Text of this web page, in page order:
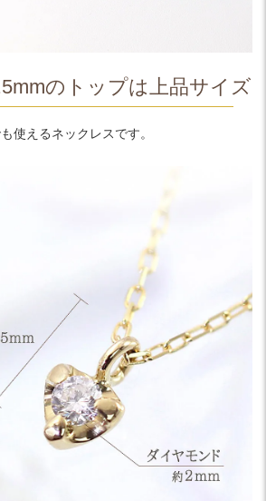
のトップは上品サイズ
使えるネックレスです。